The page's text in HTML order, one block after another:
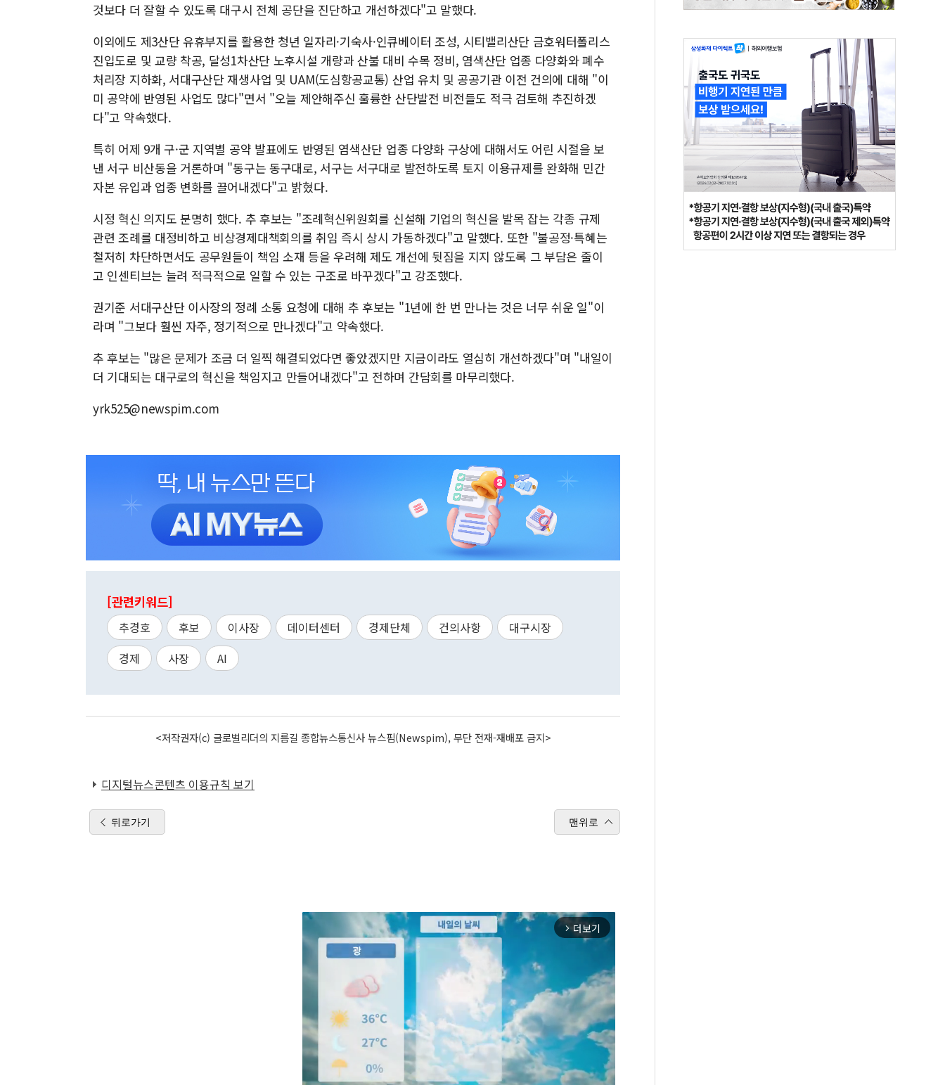
것보다 더 잘할 수 있도록 대구시 전체 공단을 진단하고 개선하겠다"고 말했다.
이외에도 제3산단 유휴부지를 활용한 청년 일자리·기숙사·인큐베이터 조성, 시티밸리산단 금호워터폴리스
진입도로 및 교량 착공, 달성1차산단 노후시설 개량과 산불 대비 수목 정비, 염색산단 업종 다양화와 폐수
처리장 지하화, 서대구산단 재생사업 및 UAM(도심항공교통) 산업 유치 및 공공기관 이전 건의에 대해 "이
미 공약에 반영된 사업도 많다"면서 "오늘 제안해주신 훌륭한 산단발전 비전들도 적극 검토해 추진하겠
다"고 약속했다.
특히 어제 9개 구·군 지역별 공약 발표에도 반영된 염색산단 업종 다양화 구상에 대해서도 어린 시절을 보
낸 서구 비산동을 거론하며 "동구는 동구대로, 서구는 서구대로 발전하도록 토지 이용규제를 완화해 민간
자본 유입과 업종 변화를 끌어내겠다"고 밝혔다.
시정 혁신 의지도 분명히 했다. 추 후보는 "조례혁신위원회를 신설해 기업의 혁신을 발목 잡는 각종 규제
관련 조례를 대정비하고 비상경제대책회의를 취임 즉시 상시 가동하겠다"고 말했다. 또한 "불공정·특혜는
철저히 차단하면서도 공무원들이 책임 소재 등을 우려해 제도 개선에 뒷짐을 지지 않도록 그 부담은 줄이
고 인센티브는 늘려 적극적으로 일할 수 있는 구조로 바꾸겠다"고 강조했다.
권기준 서대구산단 이사장의 정례 소통 요청에 대해 추 후보는 "1년에 한 번 만나는 것은 너무 쉬운 일"이
라며 "그보다 훨씬 자주, 정기적으로 만나겠다"고 약속했다.
추 후보는 "많은 문제가 조금 더 일찍 해결되었다면 좋았겠지만 지금이라도 열심히 개선하겠다"며 "내일이
더 기대되는 대구로의 혁신을 책임지고 만들어내겠다"고 전하며 간담회를 마무리했다.
yrk525@newspim.com
[관련키워드]
추경호 후보 이사장 데이터센터 경제단체 건의사항
대구시장
경제
사장 AI
<저작권자(c) 글로벌리더의 지름길 종합뉴스통신사 뉴스핌(Newspim), 무단 전재-재배포 금지>
디지털뉴스콘텐츠 이용규칙 보기
뒤로가기 맨위로
arrow_forward_ios 더보기